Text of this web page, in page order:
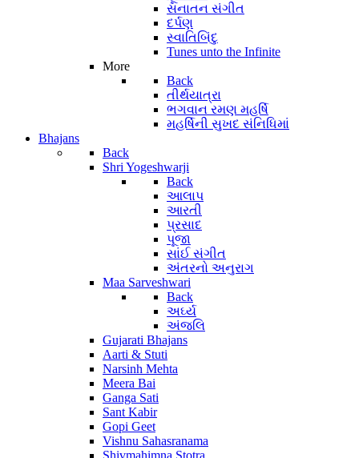
સનાતન સંગીત
દર્પણ
સ્વાતિબિંદુ
Tunes unto the Infinite
More
Back
તીર્થયાત્રા
ભગવાન રમણ મહર્ષિ
મહર્ષિની સુખદ સંનિધિમાં
Bhajans
Back
Shri Yogeshwarji
Back
આલાપ
આરતી
પ્રસાદ
પૂજા
સાંઈ સંગીત
અંતરનો અનુરાગ
Maa Sarveshwari
Back
અર્ઘ્ય
અંજલિ
Gujarati Bhajans
Aarti & Stuti
Narsinh Mehta
Meera Bai
Ganga Sati
Sant Kabir
Gopi Geet
Vishnu Sahasranama
Shivmahimna Stotra